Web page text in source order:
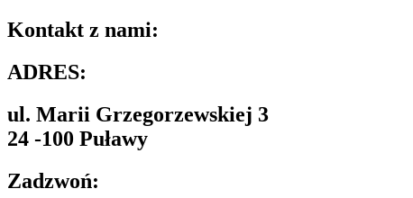
Kontakt z nami:
ADRES:
ul. Marii Grzegorzewskiej 3
24 -100 Puławy
Zadzwoń: